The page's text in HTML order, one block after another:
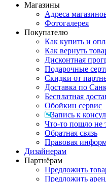
Магазины
Адреса
Фотогалерея
Покупателю
Как купить и
Как вернуть
Дисконтная
Подарочные
Скидки от
Доставка по
Бесплатная
Обойкин сервис
Запись к
Что-то пошло не
Обратная связь
Правовая
Дизайнерам
Партнёрам
Предложить
Предложить